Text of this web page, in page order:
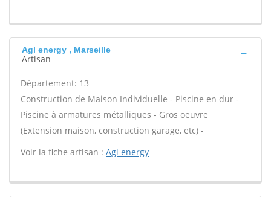
Agl energy , Marseille
Artisan
Département: 13
Construction de Maison Individuelle - Piscine en dur -
Piscine à armatures métalliques - Gros oeuvre
(Extension maison, construction garage, etc) -
Voir la fiche artisan : Agl energy